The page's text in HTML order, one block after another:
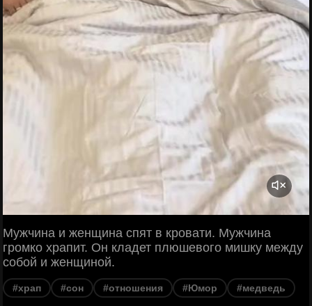
Мужчина и женщина спят в кровати. Мужчина
громко храпит. Он кладет плюшевого мишку между
собой и женщиной.
#храп #сон #отношения #Юмор #медведь